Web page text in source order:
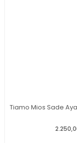
Tiamo Mios Sade